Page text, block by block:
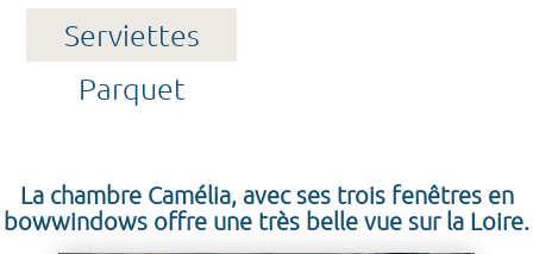
Serviettes
Parquet
La chambre Camélia, avec ses trois fenêtres en
bowwindows offre une très belle vue sur la Loire.